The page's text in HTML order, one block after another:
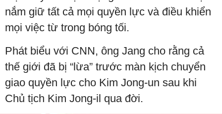
nắm giữ tất cả mọi quyền lực và điều khiển
mọi việc từ trong bóng tối.
Phát biểu với CNN, ông Jang cho rằng cả
thế giới đã bị “lừa” trước màn kịch chuyển
giao quyền lực cho Kim Jong-un sau khi
Chủ tịch Kim Jong-il qua đời.